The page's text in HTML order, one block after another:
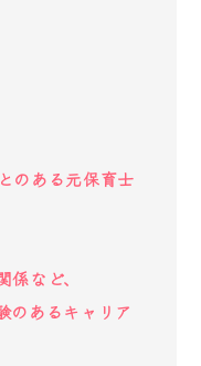
のある元保育士
など、
のあるキャリア